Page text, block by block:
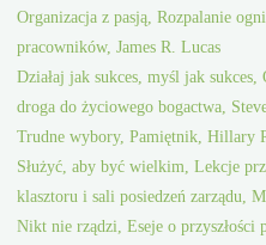
Organizacja z pasją, Rozpalanie
pracowników, James R. Lucas
Działaj jak sukces, myśl jak
droga do życiowego bogactwa,
Trudne wybory, Pamiętnik, Hillary
Służyć, aby być wielkim, Lekcje
klasztoru i sali posiedzeń zarządu,
Nikt nie rządzi, Eseje o przyszłości